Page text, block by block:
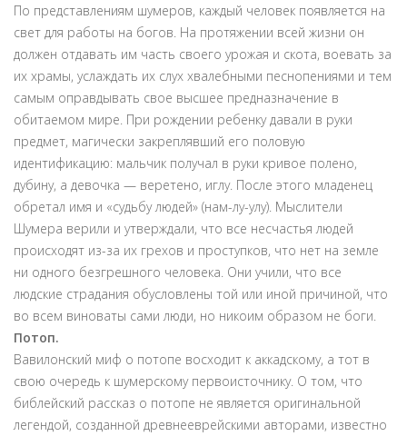
По представлениям шумеров, каждый человек появляется на
свет для работы на богов. На протяжении всей жизни он
должен отдавать им часть своего урожая и скота, воевать за
их храмы, услаждать их слух хвалебными песнопениями и тем
самым оправдывать свое высшее предназначение в
обитаемом мире. При рождении ребенку давали в руки
предмет, магически закреплявший его половую
идентификацию: мальчик получал в руки кривое полено,
дубину, а девочка — веретено, иглу. После этого младенец
обретал имя и «судьбу людей» (нам-лу-улу). Мыслители
Шумера верили и утверждали, что все несчастья людей
происходят из-за их грехов и проступков, что нет на земле
ни одного безгрешного человека. Они учили, что все
людские страдания обусловлены той или иной причиной, что
во всем виноваты сами люди, но никоим образом не боги.
Потоп.
Вавилонский миф о потопе восходит к аккадскому, а тот в
свою очередь к шумерскому первоисточнику. О том, что
библейский рассказ о потопе не является оригинальной
легендой, созданной древнееврейскими авторами, известно